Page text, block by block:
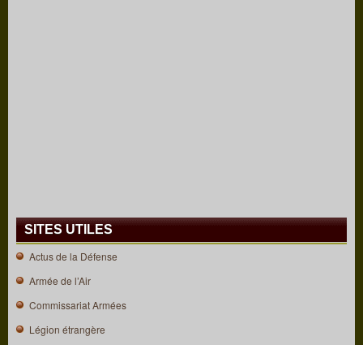
SITES UTILES
Actus de la Défense
Armée de l’Air
Commissariat Armées
Légion étrangère